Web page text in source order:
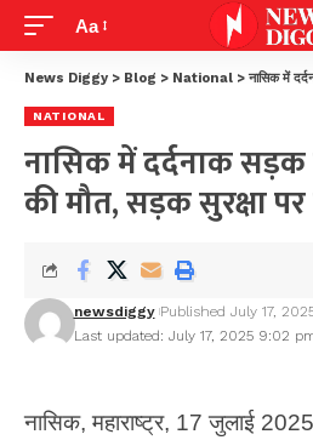
Aa
News Diggy > Blog > National > नासिक में दर्दनाक
NATIONAL
नासिक में दर्दनाक सड़क
की मौत, सड़क सुरक्षा
Last updated: July 17, 2025 9:02
newsdiggy Published July 17,
नासिक, महाराष्ट्र, 17 जुलाई